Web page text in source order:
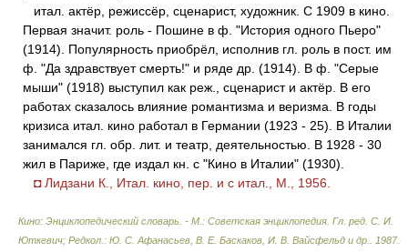
итал. актёр, режиссёр, сценарист, художник. С 1909 в кино.
Первая значит. роль - Пошине в ф. "История одного Пьеро"
(1914). Популярность приобрёл, исполнив гл. роль в пост. им
ф. "Да здравствует смерть!" и ряде др. (1914). В ф. "Серые
мыши" (1918) выступил как реж., сценарист и актёр. В его
работах сказалось влияние романтизма и веризма. В годы
кризиса итал. кино работал в Германии (1923 - 25). В Италии
занимался гл. обр. лит. и театр, деятельностью. В 1928 - 30
жил в Париже, где издал кн. с "Кино в Италии" (1930).
◘ Лидзани К., Итал. кино, пер. и с итал., М., 1956.
Кино: Энциклопедический словарь. - М.: Советская энциклопедия Гл. ред. С. И.
Юткевич; Редкол.: Ю. С. Афанасьев, В. Е. Баскаков, И. В. Вайсфельд и др.
1987.